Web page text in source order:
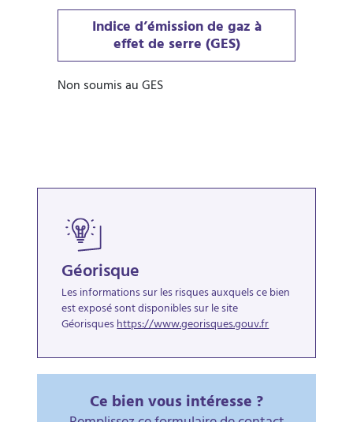
Indice d’émission de gaz à
effet de serre (GES)
Non soumis au GES
Géorisque
Les informations sur les risques auxquels ce bien
est exposé sont disponibles sur le site
Géorisqueshttps://www.georisques.gouv.fr
Ce bien vous intéresse ?